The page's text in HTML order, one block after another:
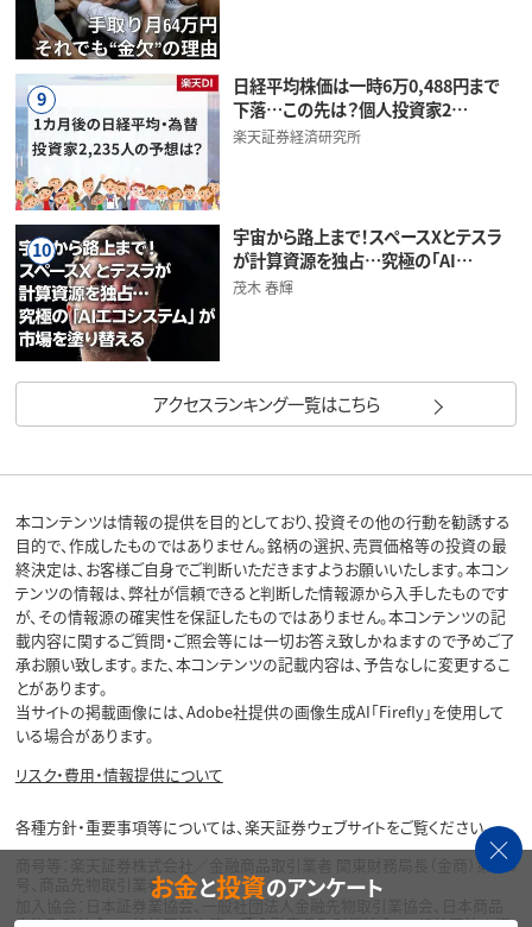
9
日経平均株価は一時6万0,488円まで
下落…この先は？個人投資家2…
楽天証券経済研究所
10
宇宙から路上まで！スペースXとテスラ
が計算資源を独占…究極の「AI…
茂木 春輝
アクセスランキング一覧はこちら
本コンテンツは情報の提供を目的としており、投資その他の行動を勧誘する
目的で、作成したものではありません。銘柄の選択、売買価格等の投資の最
終決定は、お客様ご自身でご判断いただきますようお願いいたします。本コン
テンツの情報は、弊社が信頼できると判断した情報源から入手したものです
が、その情報源の確実性を保証したものではありません。本コンテンツの記
載内容に関するご質問・ご照会等には一切お答え致しかねますので予めご了
承お願い致します。また、本コンテンツの記載内容は、予告なしに変更するこ
とがあります。
当サイトの掲載画像には、Adobe社提供の画像生成AI「Firefly」を使用して
いる場合があります。
リスク・費用・情報提供について
各種方針・重要事項等については、楽天証券ウェブサイトをご覧ください。
商号等：楽天証券株式会社／金融商品取引業者 関東財務局長（金商）第195
号、商品先物取引業者
加入協会：日本証券業協会、一般社団法人金融先物取引業協会、日本商品
お金と投資のアンケート